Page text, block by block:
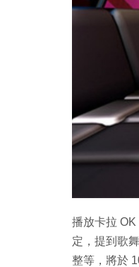
播放卡拉
定，提到歌
整等，將於